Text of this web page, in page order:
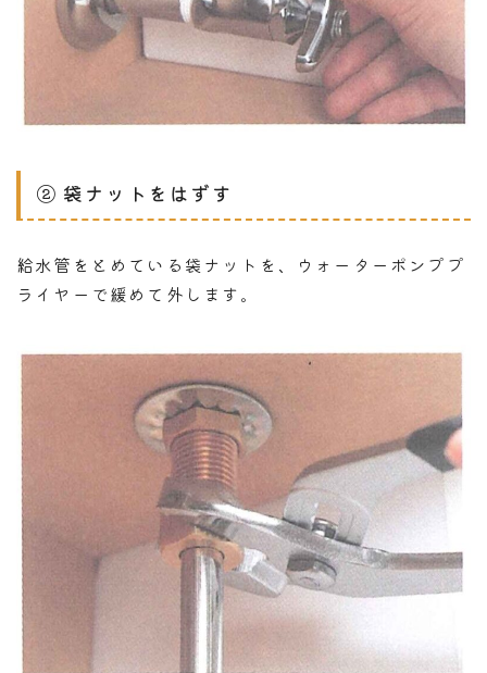
② 袋ナットをはずす
給水管をとめている袋ナットを、ウォーターポンププ
ライヤーで緩めて外します。